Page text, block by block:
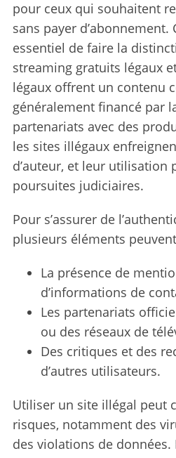
pour ceux qui souhaitent
sans payer d’abonnement.
essentiel de faire la
streaming gratuits légaux
légaux offrent un contenu
généralement financé par
partenariats avec des
les sites illégaux
d’auteur, et leur utilisation
poursuites judiciaires.
Pour s’assurer de
plusieurs éléments
La présence de
d’informations de
Les partenariats
ou des réseaux de
Des critiques et des
d’autres utilisateurs.
Utiliser un site illégal peut
risques, notamment des
des violations de données.